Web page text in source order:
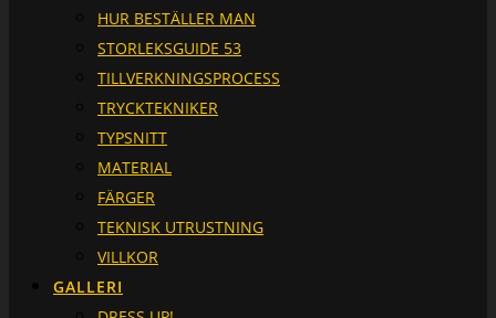
HUR BESTÄLLER MAN
STORLEKSGUIDE 53
TILLVERKNINGSPROCESS
TRYCKTEKNIKER
TYPSNITT
MATERIAL
FÄRGER
TEKNISK UTRUSTNING
VILLKOR
GALLERI